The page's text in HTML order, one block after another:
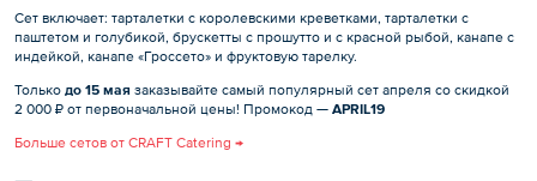
Сет включает: тарталетки с королевскими креветками, тарталетки с
паштетом и голубикой, брускетты с прошутто и с красной рыбой, канапе с
индейкой, канапе «Гроссето» и фруктовую тарелку.
Только до 15 мая заказывайте самый популярный сет апреля со скидкой
2 000 ₽ от первоначальной цены! Промокод — APRIL19
Больше сетов от CRAFT Catering →